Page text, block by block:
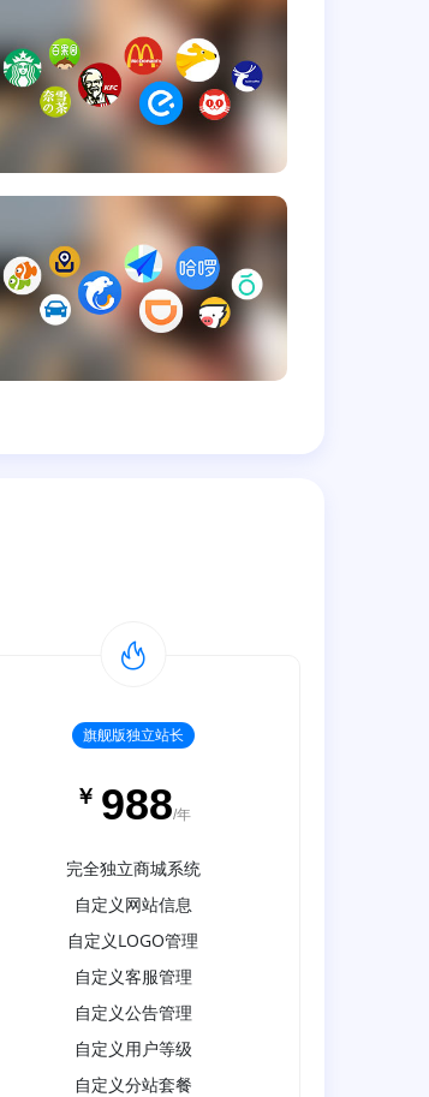
旗舰版独立站长
￥ 988/年
完全独立商城系统
自定义网站信息
自定义LOGO管理
自定义客服管理
自定义公告管理
自定义用户等级
自定义分站套餐